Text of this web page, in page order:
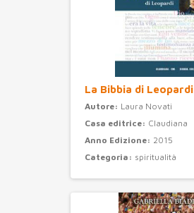
La Bibbia di Leopardi
Autore: Laura Novati
Casa editrice: Claudiana
Anno Edizione: 2015
Categoria: spiritualità